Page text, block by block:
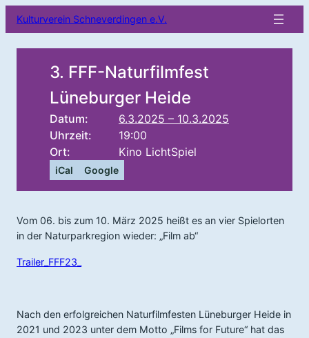
Kulturverein Schneverdingen e.V.
3. FFF-Naturfilmfest
Lüneburger Heide
Datum:
6.3.2025 – 10.3.2025
Uhrzeit:
19:00
Ort:
Kino LichtSpiel
iCal Google
Vom 06. bis zum 10. März 2025 heißt es an vier Spielorten
in der Naturparkregion wieder: „Film ab“
Trailer_FFF23_
Nach den erfolgreichen Naturfilmfesten Lüneburger Heide in
2021 und 2023 unter dem Motto „Films for Future“ hat das